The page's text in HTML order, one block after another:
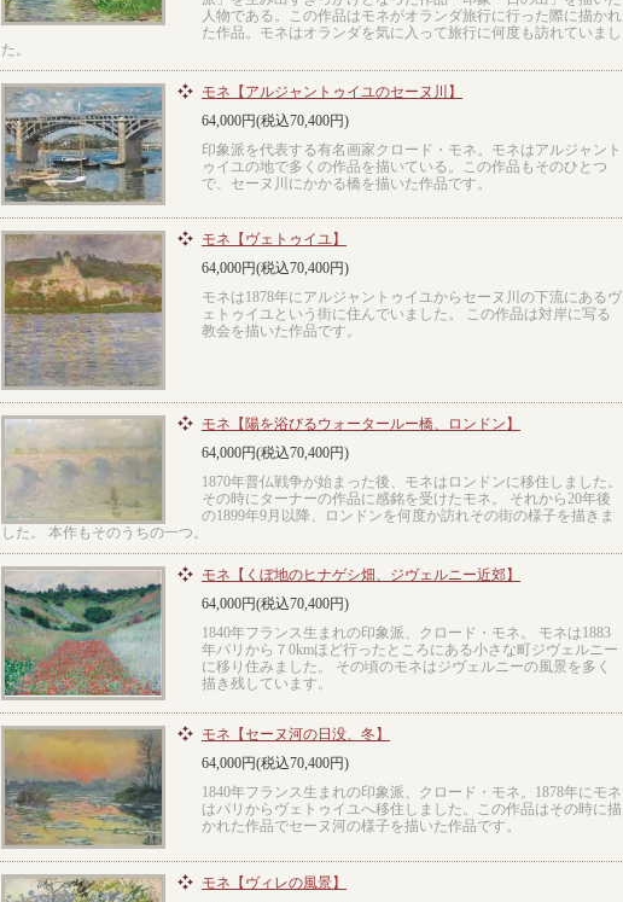
人物である。この作品はモネがオランダ旅行に行った際に描かれ
た作品。モネはオランダを気に入って旅行に何度も訪れていまし
た。
モネ【アルジャントゥイユのセーヌ川】
64,000円(税込70,400円)
印象派を代表する有名画家クロード・モネ。モネはアルジャント
ゥイユの地で多くの作品を描いている。この作品もそのひとつ
で、セーヌ川にかかる橋を描いた作品です。
モネ【ヴェトゥイユ】
64,000円(税込70,400円)
モネは1878年にアルジャントゥイユからセーヌ川の下流にあるヴ
ェトゥイユという街に住んでいました。 この作品は対岸に写る
教会を描いた作品です。
モネ【陽を浴びるウォータールー橋、ロンドン】
64,000円(税込70,400円)
1870年普仏戦争が始まった後、モネはロンドンに移住しました。
その時にターナーの作品に感銘を受けたモネ。 それから20年後
の1899年9月以降、ロンドンを何度か訪れその街の様子を描きま
した。 本作もそのうちの一つ。
モネ【くぼ地のヒナゲシ畑、ジヴェルニー近郊】
64,000円(税込70,400円)
1840年フランス生まれの印象派、クロード・モネ。 モネは1883
年パリから７0kmほど行ったところにある小さな町ジヴェルニー
に移り住みました。 その頃のモネはジヴェルニーの風景を多く
描き残しています。
モネ【セーヌ河の日没、冬】
64,000円(税込70,400円)
1840年フランス生まれの印象派、クロード・モネ。1878年にモネ
はパリからヴェトゥイユへ移住しました。この作品はその時に描
かれた作品でセーヌ河の様子を描いた作品です。
モネ【ヴィレの風景】